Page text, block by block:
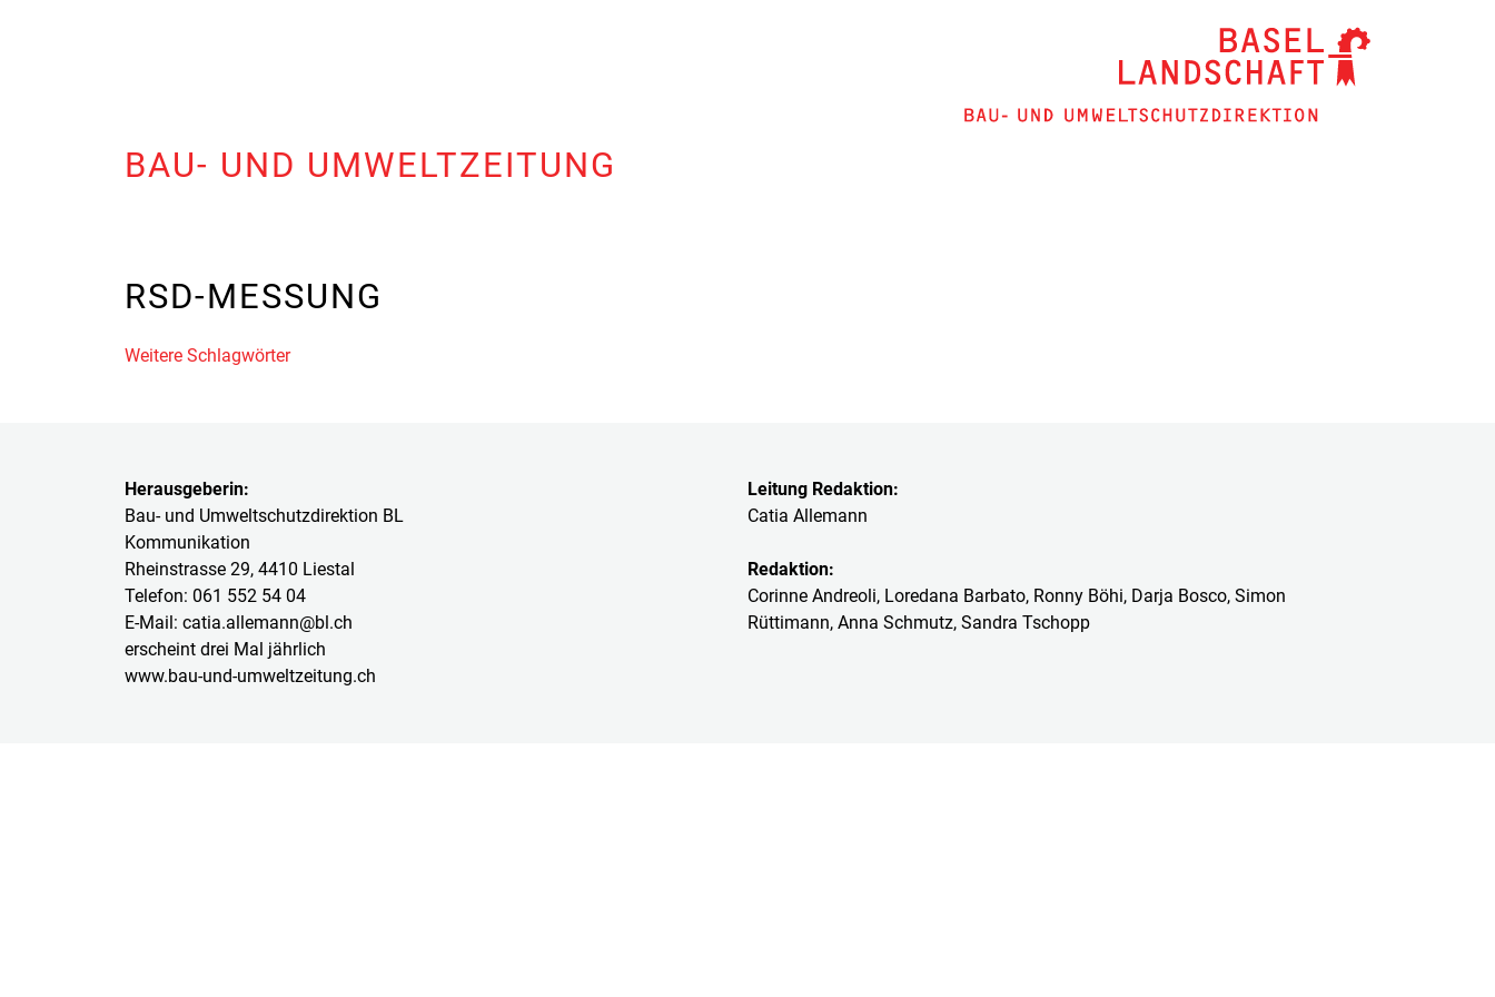
BAU- UND UMWELTZEITUNG
RSD-MESSUNG
Weitere Schlagwörter
Herausgeberin:
Bau- und Umweltschutzdirektion BL
Kommunikation
Rheinstrasse 29, 4410 Liestal
Telefon: 061 552 54 04
E-Mail: catia.allemann@bl.ch
erscheint drei Mal jährlich
www.bau-und-umweltzeitung.ch
Leitung Redaktion:
Catia Allemann
Redaktion:
Corinne Andreoli, Loredana Barbato, Ronny Böhi, Darja Bosco, Simon
Rüttimann, Anna Schmutz, Sandra Tschopp